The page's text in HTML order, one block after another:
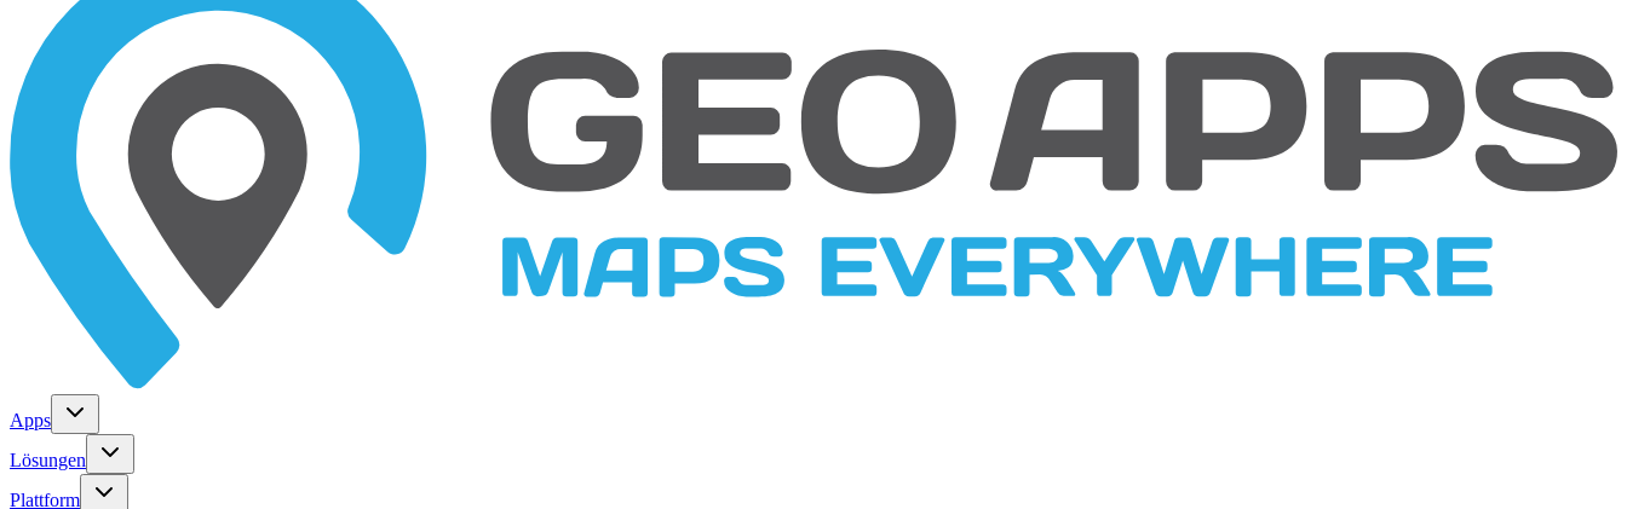
Apps
Lösungen
Plattform